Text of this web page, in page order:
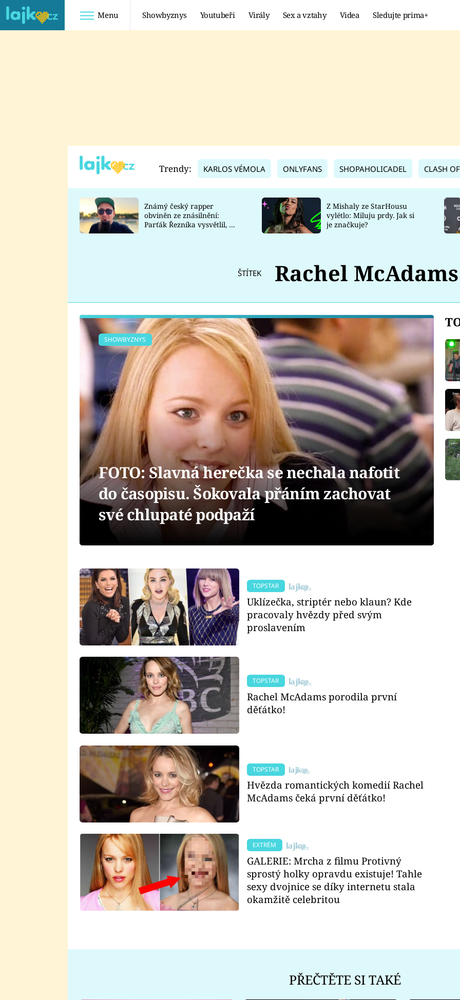
Menu Showbyznys Youtubeři Virály Sex a vztahy Videa Sledujte prima+
TADEÁŠ KUBĚNKA
DATEL
Trendy: KARLOS VÉMOLA ONLYFANS SHOPAHOLICADEL CLASH
Známý český rapper
obviněn ze znásilnění:
Parťák Řezníka vysvětlil, co
Z Mishaly ze StarHousu
vylétlo: Miluju prdy. Jak si
je značkuje?
ŠTÍTEK Rachel McAdams
SHOWBYZNYS
FOTO: Slavná herečka se nechala nafotit
do časopisu. Šokovala přáním zachovat
své chlupaté podpaží
TOPSTAR
Uklízečka, striptér nebo klaun? Kde
pracovaly hvězdy před svým
proslavením
TOPSTAR
Rachel McAdams porodila první
děťátko!
TOPSTAR
Hvězda romantických komedií Rachel
McAdams čeká první děťátko!
EXTRÉM
GALERIE: Mrcha z filmu Protivný
sprostý holky opravdu existuje! Tahle
sexy dvojnice se díky internetu stala
okamžitě celebritou
PŘEČTĚTE SI TAKÉ